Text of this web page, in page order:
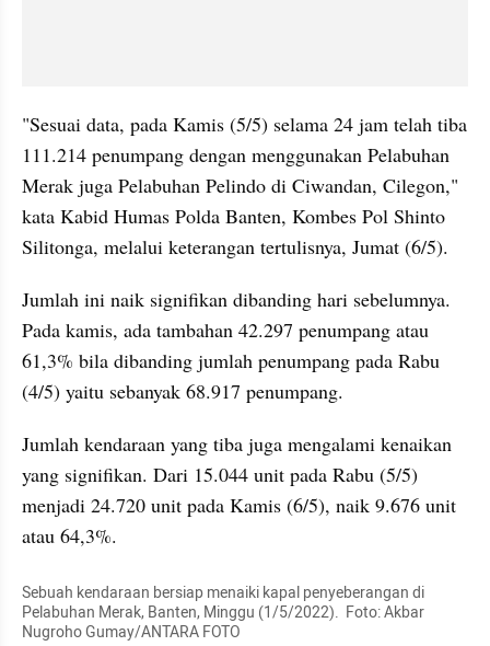
"Sesuai data, pada Kamis (5/5) selama 24 jam telah tiba
111.214 penumpang dengan menggunakan Pelabuhan
Merak juga Pelabuhan Pelindo di Ciwandan, Cilegon,"
kata Kabid Humas Polda Banten, Kombes Pol Shinto
Silitonga, melalui keterangan tertulisnya, Jumat (6/5).
Jumlah ini naik signifikan dibanding hari sebelumnya.
Pada kamis, ada tambahan 42.297 penumpang atau
61,3% bila dibanding jumlah penumpang pada Rabu
(4/5) yaitu sebanyak 68.917 penumpang.
Jumlah kendaraan yang tiba juga mengalami kenaikan
yang signifikan. Dari 15.044 unit pada Rabu (5/5)
menjadi 24.720 unit pada Kamis (6/5), naik 9.676 unit
atau 64,3%.
Sebuah kendaraan bersiap menaiki kapal penyeberangan di
Pelabuhan Merak, Banten, Minggu (1/5/2022).  Foto: Akbar
Nugroho Gumay/ANTARA FOTO